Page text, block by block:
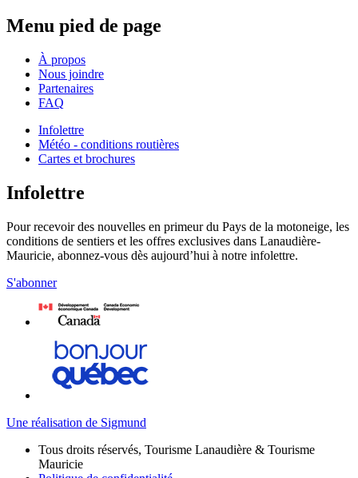
Menu pied de page
À propos
Nous joindre
Partenaires
FAQ
Infolettre
Météo - conditions routières
Cartes et brochures
Infolettre
Pour recevoir des nouvelles en primeur du Pays de la motoneige, les
conditions de sentiers et les offres exclusives dans Lanaudière-
Mauricie, abonnez-vous dès aujourd’hui à notre infolettre.
S'abonner
Une réalisation de Sigmund
Tous droits réservés, Tourisme Lanaudière & Tourisme
Mauricie